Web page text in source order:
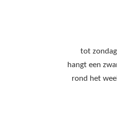
tot
hangt een
rond het